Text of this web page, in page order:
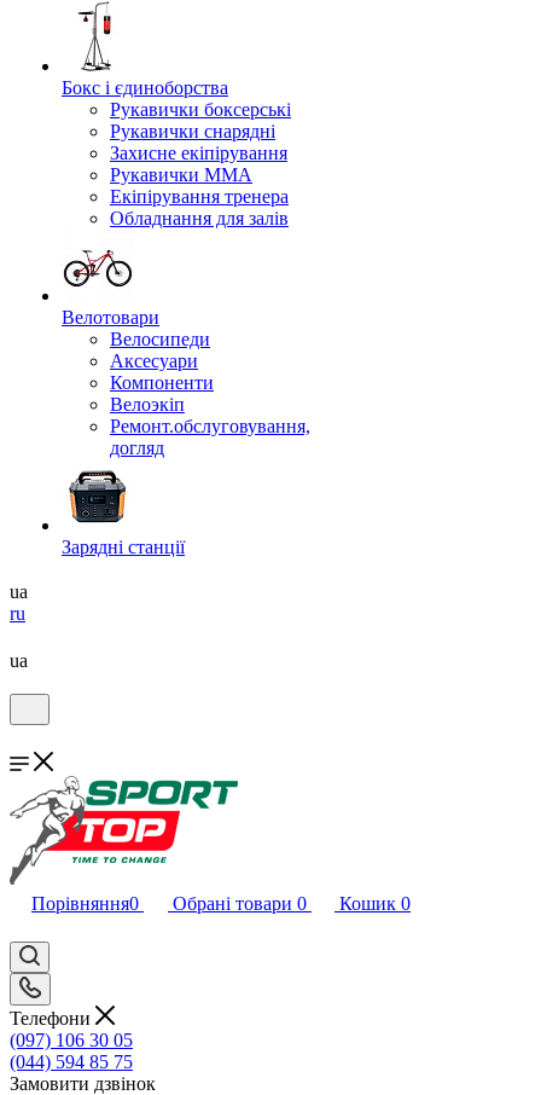
Бокс і єдиноборства
Рукавички боксерські
Рукавички снарядні
Захисне екіпірування
Рукавички ММА
Екіпірування тренера
Обладнання для залів
Велотовари
Велосипеди
Аксесуари
Компоненти
Велоэкіп
Ремонт.обслуговування,
догляд
Зарядні станції
ua
ru
ua
Порівняння0 Обрані товари 0 Кошик 0
Телефони
(097) 106 30 05
(044) 594 85 75
Замовити дзвінок